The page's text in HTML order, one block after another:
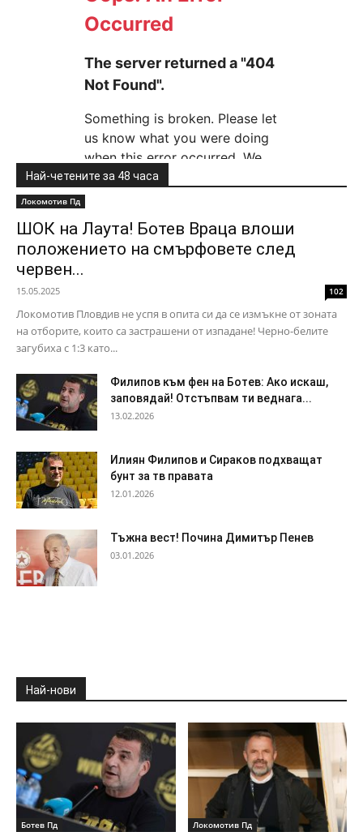
Най-четените за 48 часа
Локомотив Пд
ШОК на Лаута! Ботев Враца влоши
положението на смърфовете след
червен...
15.05.2025 102
Локомотив Пловдив не успя в опита си да се измъкне от зоната
на отборите, които са застрашени от изпадане! Черно-белите
загубиха с 1:3 като...
Филипов към фен на Ботев: Ако искаш,
заповядай! Отстъпвам ти веднага...
13.02.2026
Илиян Филипов и Сираков подхващат
бунт за тв правата
12.01.2026
Тъжна вест! Почина Димитър Пенев
03.01.2026
Най-нови
Ботев Пд Локомотив Пд